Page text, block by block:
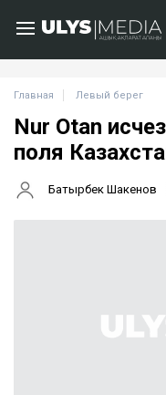
Главная Левый берег
Nur Otan
поля
Батырбек Шакенов